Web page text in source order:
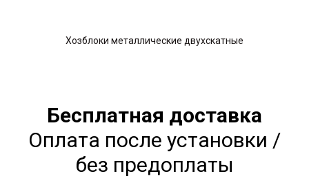
Хозблоки металлические двухскатные
Бесплатная доставка
Оплата после установки /
без предоплаты